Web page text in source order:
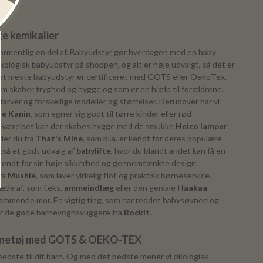
kemikalier
en del af. Babyudstyr gør hverdagen med en baby
babyudstyr på shoppen, og alt er nøje udvalgt, så det er
meste babyudstyr er certificeret med GOTS eller OekoTex.
skaber tryghed og hygge og som er en hjælp til forældrene.
og forskellige modeller og størrelser. Derudover har vi
Kanin, som egner sig godt til tørre kinder eller rød
kan der skabes hygge med de smukke Heico lamper.
du fra That's Mine, som bl.a. er kendt for deres populære
et godt udvalg af babylifte, hvor du blandt andet kan få en
kendt for sin høje sikkerhed og gennemtænkte design.
Mushie, som laver virkelig flot og praktisk børneservice.
af, som f.eks. ammeindlæg eller den geniale Haakaa
mor. En vigtig ting, som har reddet babysøvnen og
de gode barnevognsvuggere fra Rockit.
med GOTS & OEKO-TEX
til dit barn. Og med det bedste mener vi økologisk